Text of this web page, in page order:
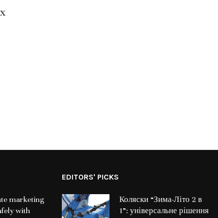
marketing
with
EDITORS' PICKS
Коляски “Зима-Літо 2 в
1”: універсальне рішення